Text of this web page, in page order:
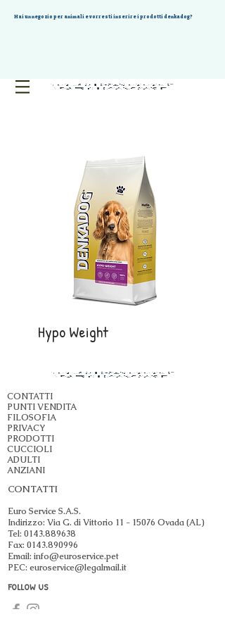
Hai un negozio per animali e vorresti inserire i prodotti denkadog?
Hypo Weight
CONTATTI
PUNTI VENDITA
FILOSOFIA
PRIVACY
PRODOTTI
CUCCIOLI
ADULTI
ANZIANI
CONTATTI
Euro Service S.A.S.
Indirizzo: Via G. di Vittorio 11 - 15076 Ovada (AL)
Tel: 0143.889638
Fax: 0143.890996
Email: info@euroservice.pet
PEC: euroservice@legalmail.it
FOLLOW US